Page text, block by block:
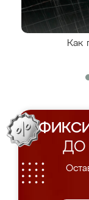
Как
ДО